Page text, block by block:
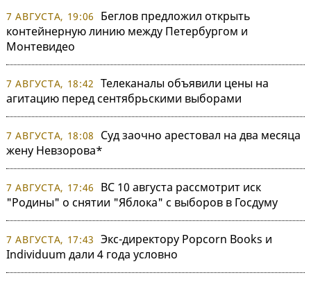
7 АВГУСТА, 19:06
Беглов предложил открыть
контейнерную линию между Петербургом и
Монтевидео
7 АВГУСТА, 18:42 Телеканалы объявили цены на
агитацию перед сентябрьскими выборами
7 АВГУСТА, 18:08
Суд заочно арестовал на два месяца
жену Невзорова*
7 АВГУСТА, 17:46
ВС 10 августа рассмотрит иск
"Родины" о снятии "Яблока" с выборов в Госдуму
7 АВГУСТА, 17:43 Экс-директору Popcorn Books и
Individuum дали 4 года условно